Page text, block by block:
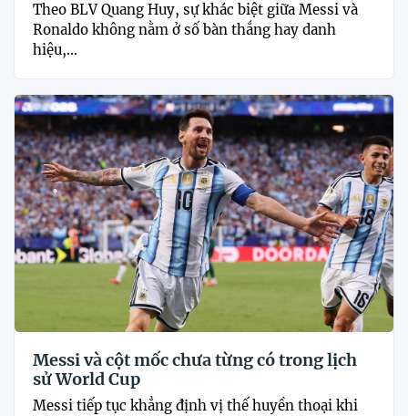
Theo BLV Quang Huy, sự khác biệt giữa Messi và
Ronaldo không nằm ở số bàn thắng hay danh
hiệu,...
Messi và cột mốc chưa từng có trong lịch
sử World Cup
Messi tiếp tục khẳng định vị thế huyền thoại khi